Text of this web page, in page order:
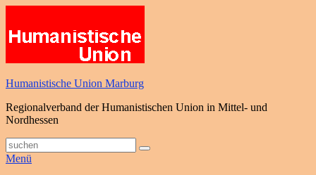
springen
Humanistische Union Marburg
Regionalverband der Humanistischen Union in Mittel- und
Nordhessen
Suche
nach:
Suchen
Menü